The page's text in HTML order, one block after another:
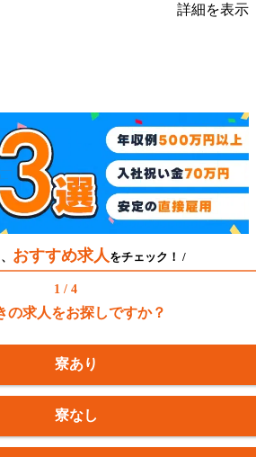
詳細を表示
おすすめ求人 をチェック！ /
1 / 4
の求人をお探しですか？
寮あり
寮なし